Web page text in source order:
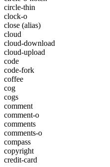
circle-thin
clock-o
close (alias)
cloud
cloud-download
cloud-upload
code
code-fork
coffee
cog
cogs
comment
comment-o
comments
comments-o
compass
copyright
credit-card